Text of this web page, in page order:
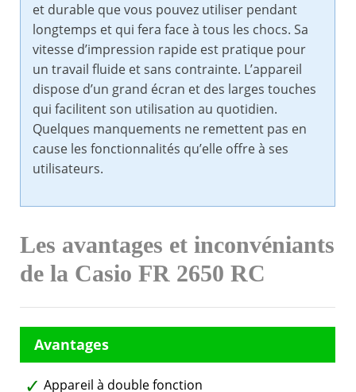
et durable que vous pouvez utiliser pendant
longtemps et qui fera face à tous les chocs. Sa
vitesse d’impression rapide est pratique pour
un travail fluide et sans contrainte. L’appareil
dispose d’un grand écran et des larges touches
qui facilitent son utilisation au quotidien.
Quelques manquements ne remettent pas en
cause les fonctionnalités qu’elle offre à ses
utilisateurs.
Les avantages et inconvéniants
de la Casio FR 2650 RC
Appareil à double fonction